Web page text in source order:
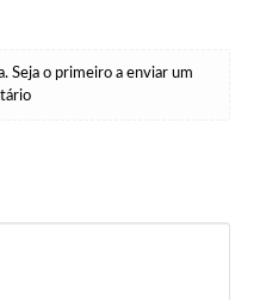
Seja o primeiro a enviar um